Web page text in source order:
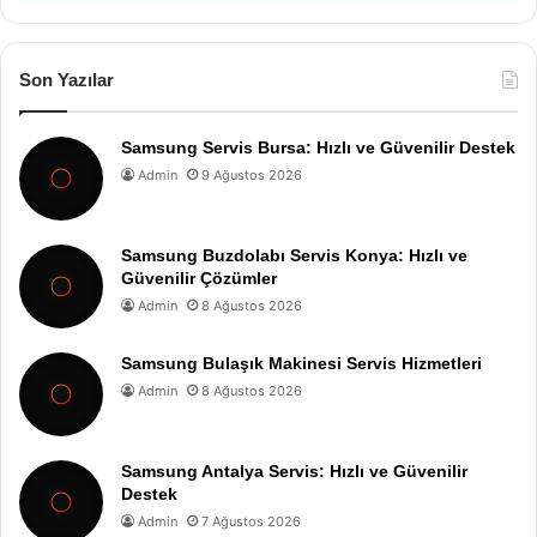
Son Yazılar
Samsung Servis Bursa: Hızlı ve Güvenilir Destek
Admin 9 Ağustos 2026
Samsung Buzdolabı Servis Konya: Hızlı ve
Güvenilir Çözümler
Admin 8 Ağustos 2026
Samsung Bulaşık Makinesi Servis Hizmetleri
Admin 8 Ağustos 2026
Samsung Antalya Servis: Hızlı ve Güvenilir
Destek
Admin 7 Ağustos 2026